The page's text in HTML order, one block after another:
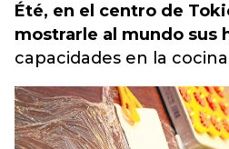
Été, en el centro de
mostrarle al mundo sus
capacidades en la